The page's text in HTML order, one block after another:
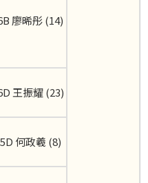
廖晞彤 (14)
王振耀 (23)
5D 何政羲 (8)